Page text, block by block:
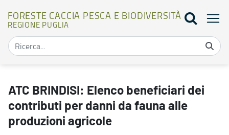
FORESTE CACCIA PESCA E BIODIVERSITÀ
REGIONE PUGLIA
ATC BRINDISI: Elenco beneficiari dei
contributi per danni da fauna alle
produzioni agricole